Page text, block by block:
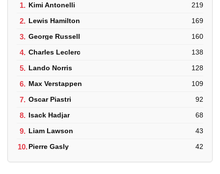
1. Kimi Antonelli 219
2. Lewis Hamilton 169
3. George Russell 160
4. Charles Leclerc 138
5. Lando Norris 128
6. Max Verstappen 109
7. Oscar Piastri 92
8. Isack Hadjar 68
9. Liam Lawson 43
10.Pierre Gasly 42